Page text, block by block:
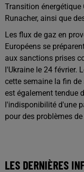
Transition énergétique
Runacher, ainsi que
Les flux de gaz en
Européens se
aux sanctions prises
l'Ukraine le 24 février.
cette semaine la fin
est également tendue
l'indisponibilité d'une
pour des problèmes
LES DERNIÈRES